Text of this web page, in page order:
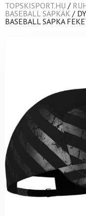
TOPSKISPORT.HU /
BASEBALL SAPKÁK /
BASEBALL SAPKA